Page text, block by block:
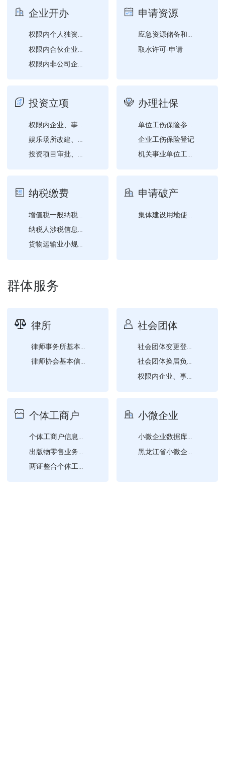
企业开办
权限内个人独资企业设立登...
权限内非公司企业法人设立...
申请资源
应急资源储备和维护更新情...
取水许可-申请
投资立项
娱乐场所改建、扩建营业场...
投资项目审批、核准、备案...
办理社保
企业工伤保险登记
机关事业单位工伤保险登记
纳税缴费
纳税人涉税信息查询
货物运输业小规模纳税人异...
申请破产
群体服务
律所
律师事务所基本信息查询
律师协会基本信息查询
社会团体
社会团体变更登记（社会团...
社会团体换届负责人、监事...
权限内企业、事业单位、社...
个体工商户
个体工商户信息确认
两证整合个体工商户信息变...
小微企业
小微企业数据库查询